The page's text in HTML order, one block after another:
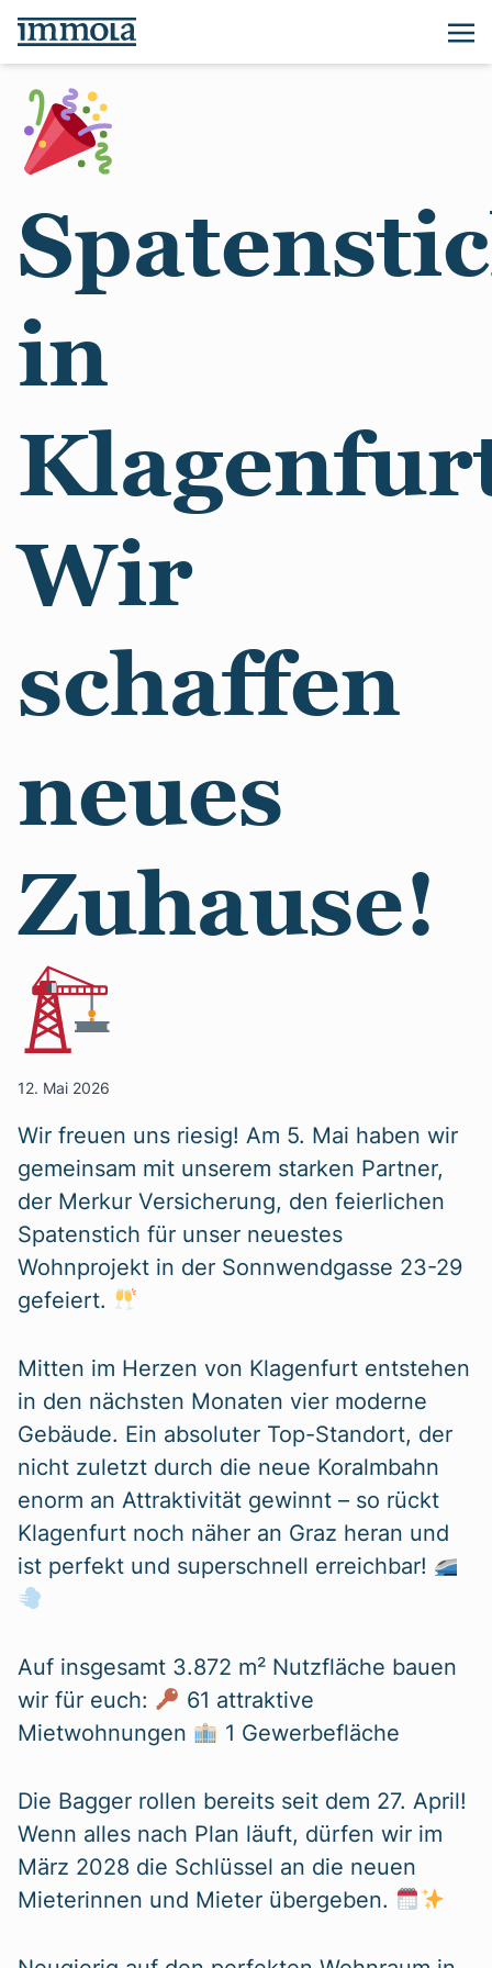
in
Wir
schaffen
neues
Zuhause!
12. Mai 2026
Wir freuen uns riesig! Am 5. Mai haben wir
gemeinsam mit unserem starken Partner,
der Merkur Versicherung, den feierlichen
Spatenstich für unser neuestes
Wohnprojekt in der Sonnwendgasse 23-29
gefeiert.
Mitten im Herzen von Klagenfurt entstehen
in den nächsten Monaten vier moderne
Gebäude. Ein absoluter Top-Standort, der
nicht zuletzt durch die neue Koralmbahn
enorm an Attraktivität gewinnt – so rückt
Klagenfurt noch näher an Graz heran und
ist perfekt und superschnell erreichbar!
Auf insgesamt 3.872 m² Nutzfläche bauen
wir für euch:
61 attraktive
Mietwohnungen
1 Gewerbefläche
Die Bagger rollen bereits seit dem 27. April!
Wenn alles nach Plan läuft, dürfen wir im
März 2028 die Schlüssel an die neuen
Mieterinnen und Mieter übergeben.